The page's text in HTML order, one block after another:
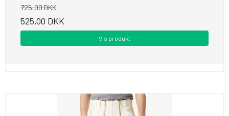
725,00 DKK
525,00 DKK
Vis produkt